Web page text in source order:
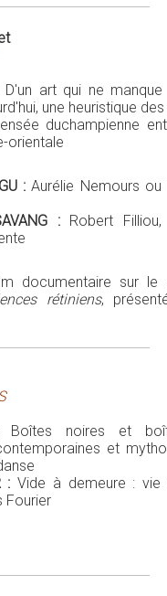
D'un art qui ne
une heuristique
duchampienne
orientale
: Aurélie Nemours ou
:Robert
documentaire sur le
rétiniens,
Boîtes noires et
et
: Vide à demeure :
Fourier